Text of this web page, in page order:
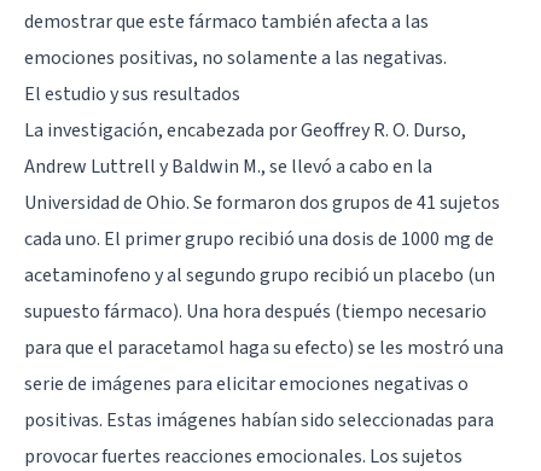
demostrar que este fármaco también afecta a las
emociones positivas, no solamente a las negativas.
El estudio y sus resultados
La investigación, encabezada por Geoffrey R. O. Durso,
Andrew Luttrell y Baldwin M., se llevó a cabo en la
Universidad de Ohio. Se formaron dos grupos de 41 sujetos
cada uno. El primer grupo recibió una dosis de 1000 mg de
acetaminofeno y al segundo grupo recibió un placebo (un
supuesto fármaco). Una hora después (tiempo necesario
para que el paracetamol haga su efecto) se les mostró una
serie de imágenes para elicitar emociones negativas o
positivas. Estas imágenes habían sido seleccionadas para
provocar fuertes reacciones emocionales. Los sujetos